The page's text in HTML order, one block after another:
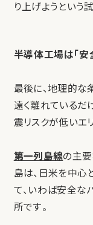
り上げようという
半導体工場は「安
最後に、地理的な
遠く離れているだ
震リスクが低いエ
第一列島線の主
島は、日米を中心
て、いわば安全な
所です。